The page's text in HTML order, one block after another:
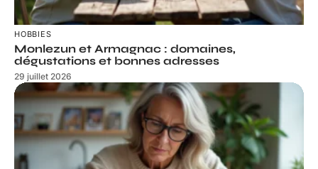
HOBBIES
Monlezun et Armagnac : domaines,
dégustations et bonnes adresses
29 juillet 2026